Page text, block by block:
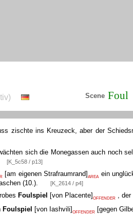
Scene Foul
zischte ins Kreuzeck, aber der
sich die Monegassen auch noch
[K_5c58 / p13]
[am eigenen Strafraumrand] AREA ein
(10.).
[K_2614 / p4]
Foulspiel [von Placente] OFFENDER , der
Foulspiel [von Iashvili] OFFENDER [gegen